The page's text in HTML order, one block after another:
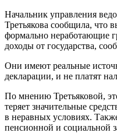
Начальник управления
Третьякова сообщила, что
формально неработающие
доходы от государства,
Они имеют реальные
декларации, и не платят
По мнению Третьяковой,
теряет значительные
в неравных условиях.
пенсионной и социальной